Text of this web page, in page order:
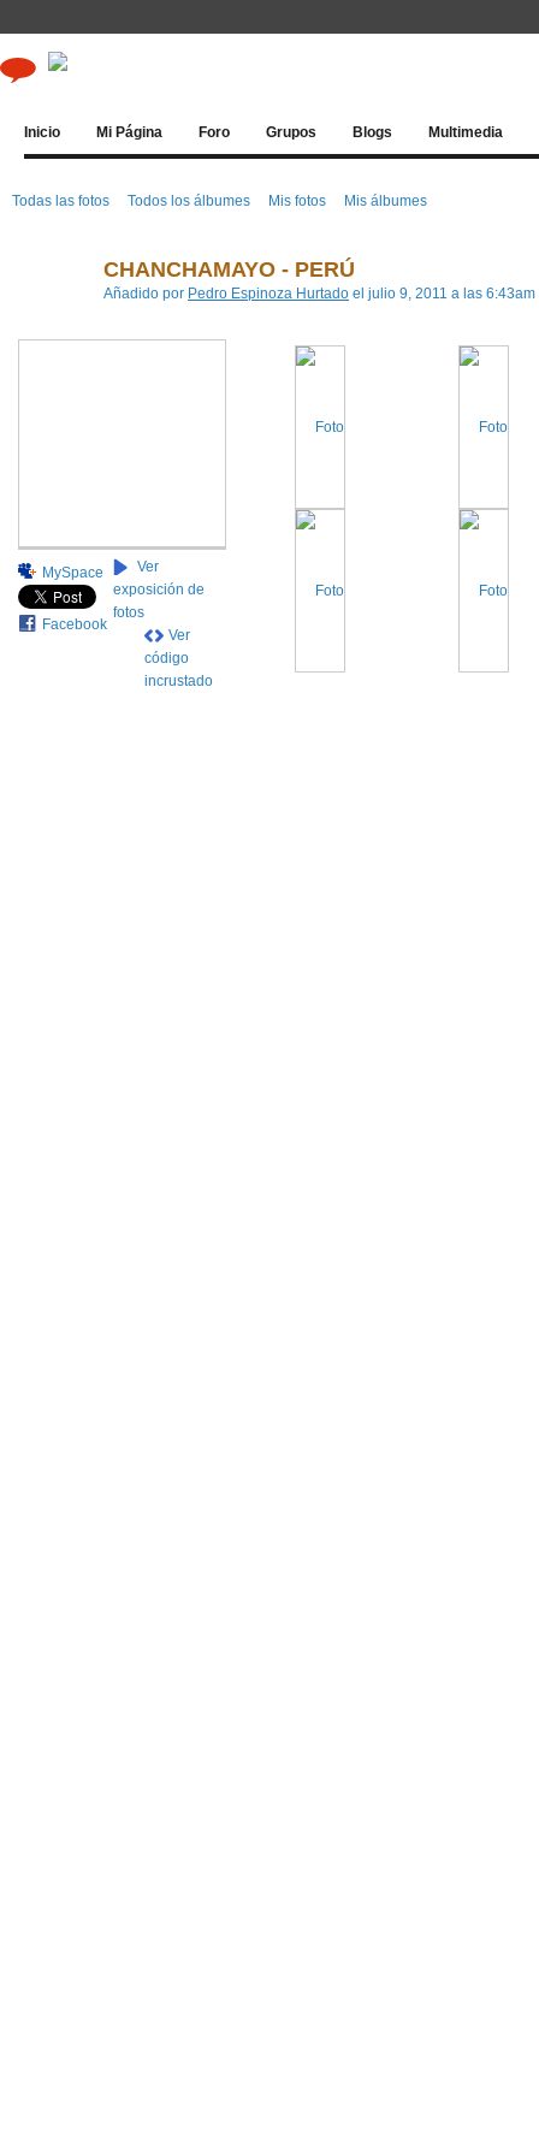
Inicio Mi Página Foro Grupos Blogs Multimedia
Todas las fotos Todos los álbumes Mis fotos Mis álbumes
CHANCHAMAYO - PERÚ
Añadido por Pedro Espinoza Hurtado el julio 9, 2011 a las 6:43am
MySpace
Facebook
Ver
exposición de
fotos
Ver
código
incrustado